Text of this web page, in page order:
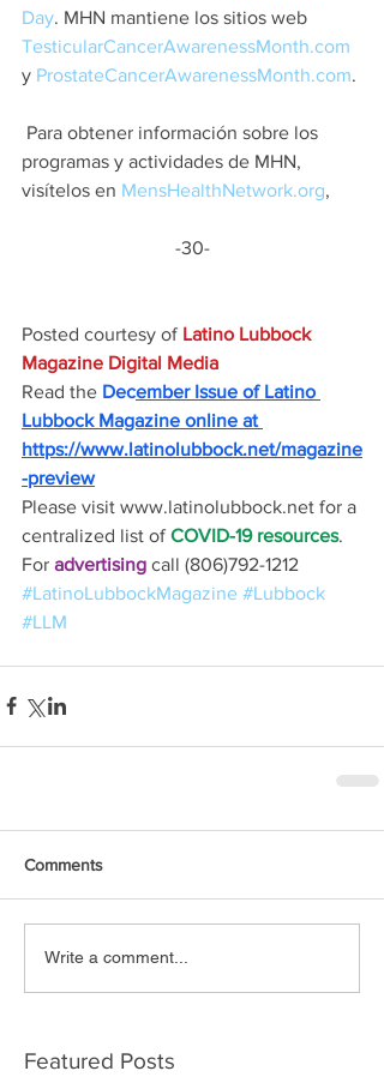
Day. MHN mantiene los sitios web
TesticularCancerAwarenessMonth.com
y ProstateCancerAwarenessMonth.com.
programas y actividades de MHN,
visítelos en MensHealthNetwork.org,
-30-
Posted courtesy of Latino Lubbock
Magazine Digital Media
Read the December Issue of Latino
Lubbock Magazine online at
https://www.latinolubbock.net/magazine
-preview
Please visit www.latinolubbock.net for a
centralized list of COVID-19 resources.
For advertising call (806)792-1212
#LatinoLubbockMagazine #Lubbock
#LLM
Comments
Write a comment...
Featured Posts